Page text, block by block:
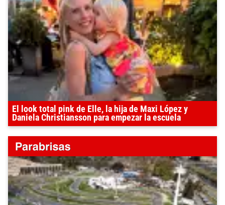
El look total pink de Elle, la hija de Maxi López y
Daniela Christiansson para empezar la escuela